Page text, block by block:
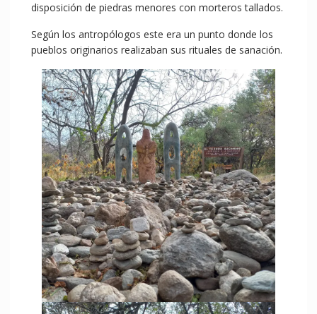
disposición de piedras menores con morteros tallados.
Según los antropólogos este era un punto donde los
pueblos originarios realizaban sus rituales de sanación.